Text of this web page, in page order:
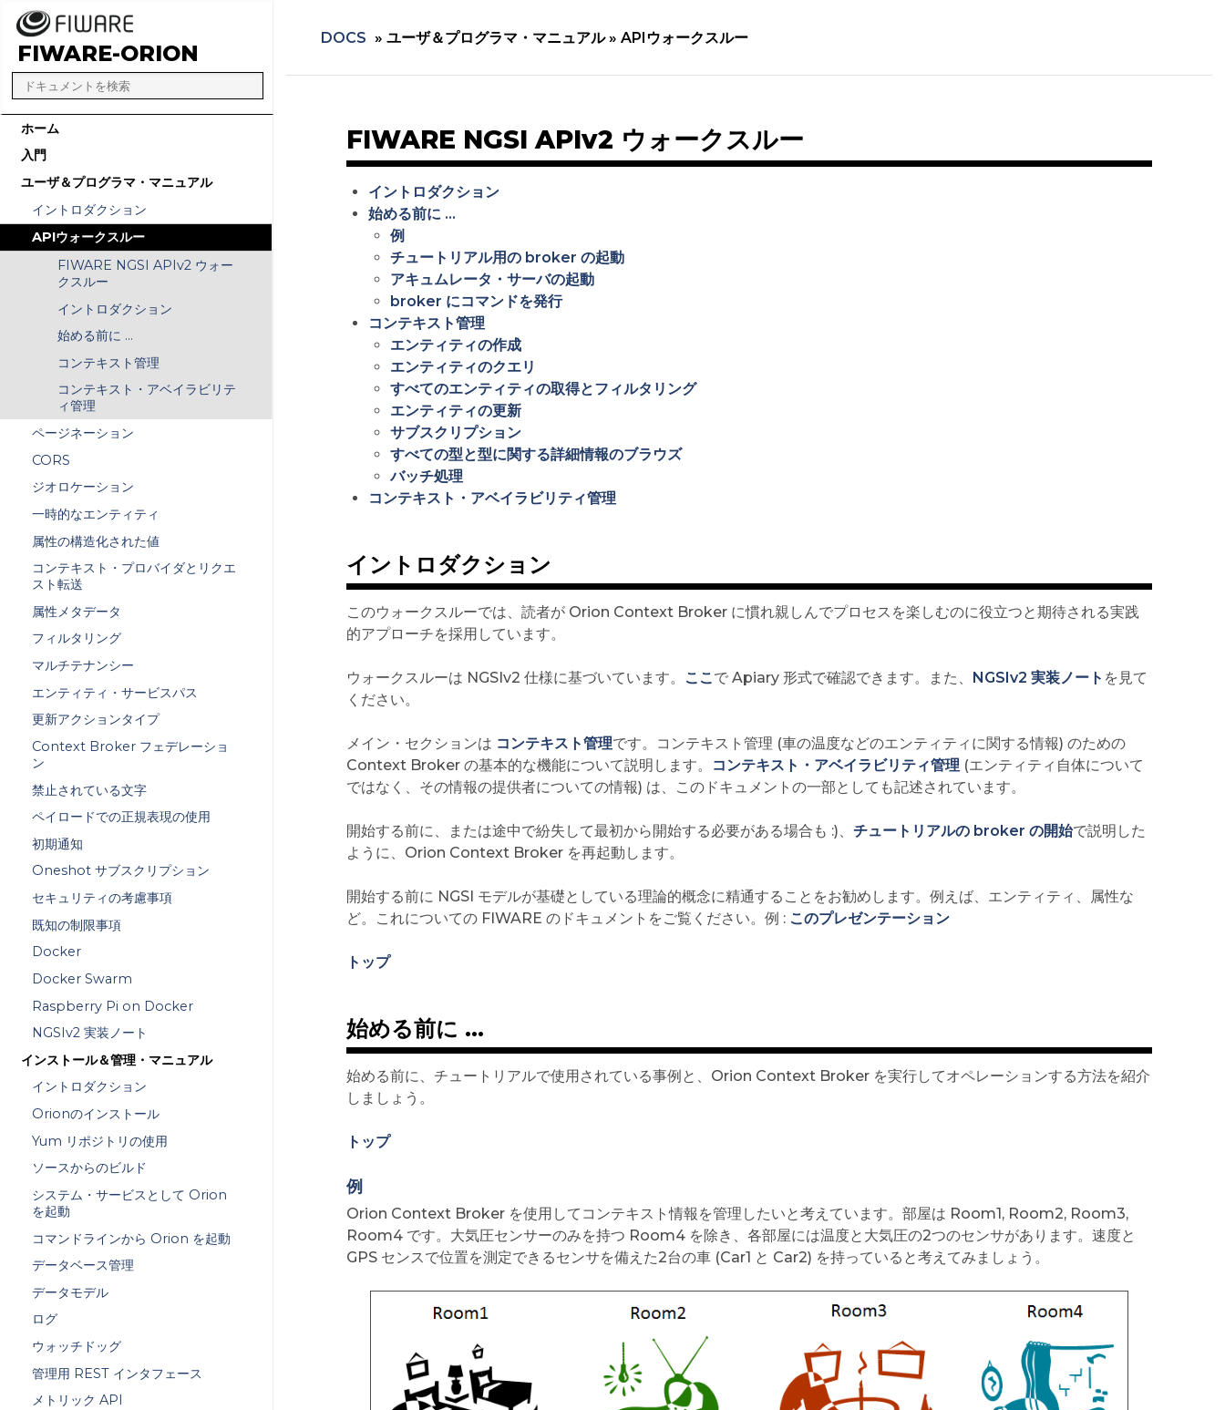
FIWARE-ORION
ホーム
入門
ユーザ＆プログラマ・マニュアル
イントロダクション
APIウォークスルー
FIWARE NGSI APIv2 ウォー
クスルー
イントロダクション
始める前に ...
コンテキスト管理
コンテキスト・アベイラビリテ
ィ管理
ページネーション
CORS
ジオロケーション
一時的なエンティティ
属性の構造化された値
コンテキスト・プロバイダとリクエ
スト転送
属性メタデータ
フィルタリング
マルチテナンシー
エンティティ・サービスパス
更新アクションタイプ
Context Broker フェデレーショ
ン
禁止されている文字
ペイロードでの正規表現の使用
初期通知
Oneshot サブスクリプション
セキュリティの考慮事項
既知の制限事項
Docker
Docker Swarm
Raspberry Pi on Docker
NGSIv2 実装ノート
インストール＆管理・マニュアル
イントロダクション
Orionのインストール
Yum リポジトリの使用
ソースからのビルド
システム・サービスとして Orion
を起動
コマンドラインから Orion を起動
データベース管理
データモデル
ログ
ウォッチドッグ
管理用 REST インタフェース
メトリック API
DOCS » ユーザ＆プログラマ・マニュアル » APIウォークスルー
FIWARE NGSI APIv2 ウォークスルー
イントロダクション
始める前に ...
例
チュートリアル用の broker の起動
アキュムレータ・サーバの起動
broker にコマンドを発行
コンテキスト管理
エンティティの作成
エンティティのクエリ
すべてのエンティティの取得とフィルタリング
エンティティの更新
サブスクリプション
すべての型と型に関する詳細情報のブラウズ
バッチ処理
コンテキスト・アベイラビリティ管理
イントロダクション
このウォークスルーでは、読者が Orion Context Broker に慣れ親しんでプロセスを楽しむのに役立つと期待される実践
的アプローチを採用しています。
ウォークスルーは NGSIv2 仕様に基づいています。 ここで Apiary 形式で確認できます。また、 NGSIv2 実装ノート を見て
ください。
メイン・セクションは コンテキスト管理です。コンテキスト管理 (車の温度などのエンティティに関する情報) のための
Context Broker の基本的な機能について説明します。
コンテキスト・アベイラビリティ管理 (エンティティ自体について
ではなく、その情報の提供者についての情報) は、このドキュメントの一部としても記述されています。
開始する前に、または途中で紛失して最初から開始する必要がある場合も :)、 チュートリアルの broker の開始で説明した
ように、Orion Context Broker を再起動します。
開始する前に NGSI モデルが基礎としている理論的概念に精通することをお勧めします。例えば、エンティティ、属性な
ど。これについての FIWARE のドキュメントをご覧ください。例 : このプレゼンテーション
トップ
始める前に ...
始める前に、チュートリアルで使用されている事例と、Orion Context Broker を実行してオペレーションする方法を紹介
しましょう。
トップ
例
Orion Context Broker を使用してコンテキスト情報を管理したいと考えています。部屋は Room1, Room2, Room3,
Room4 です。大気圧センサーのみを持つ Room4 を除き、各部屋には温度と大気圧の2つのセンサがあります。速度と
GPS センスで位置を測定できるセンサを備えた2台の車 (Car1 と Car2) を持っていると考えてみましょう。